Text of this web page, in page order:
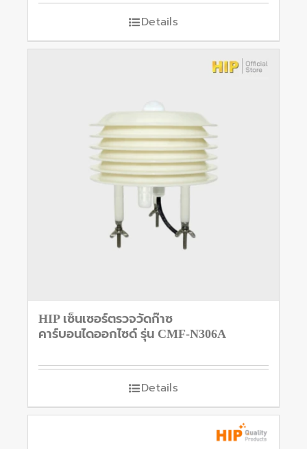
Details
HIP เซ็นเซอร์ตรวจวัดก๊าซ
คาร์บอนไดออกไซด์ รุ่น CMF-N306A
Details